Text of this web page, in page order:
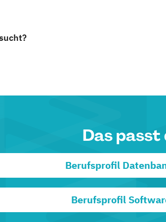
Das passt
Berufsprofil
Berufsprofil